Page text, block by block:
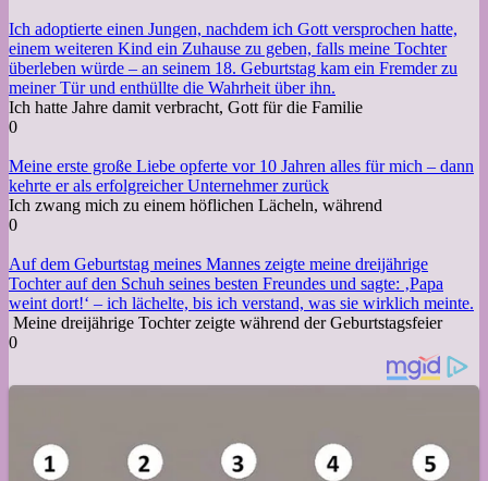
Ich adoptierte einen Jungen, nachdem ich Gott versprochen hatte,
einem weiteren Kind ein Zuhause zu geben, falls meine Tochter
überleben würde – an seinem 18. Geburtstag kam ein Fremder zu
meiner Tür und enthüllte die Wahrheit über ihn.
Ich hatte Jahre damit verbracht, Gott für die Familie
0
Meine erste große Liebe opferte vor 10 Jahren alles für mich – dann
kehrte er als erfolgreicher Unternehmer zurück
Ich zwang mich zu einem höflichen Lächeln, während
0
Auf dem Geburtstag meines Mannes zeigte meine dreijährige
Tochter auf den Schuh seines besten Freundes und sagte: ‚Papa
weint dort!‘ – ich lächelte, bis ich verstand, was sie wirklich meinte.
Meine dreijährige Tochter zeigte während der Geburtstagsfeier
0